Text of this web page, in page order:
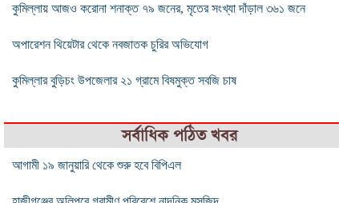
কুমিল্লায় আজও করোনা শনাক্ত ৭৯ জনের, মৃতের সংখ্যা দাঁড়াল ৩৬১ জনে
অপারেশন থিয়েটার থেকে নবজাতক চুরির অভিযোগ
কুমিল্লার বুড়িচং উপজেলার ২১ গ্রামে বিষমুক্ত সবজি চাষ
সর্বাধিক পঠিত খবর
আগামী ১৯ জানুয়ারি থেকে শুরু হবে বিপিএল